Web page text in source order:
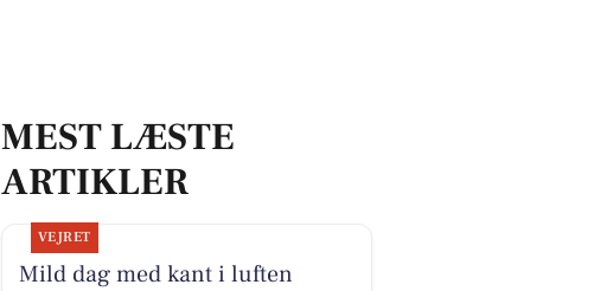
MEST LÆSTE
ARTIKLER
VEJRET
Mild dag med kant i luften